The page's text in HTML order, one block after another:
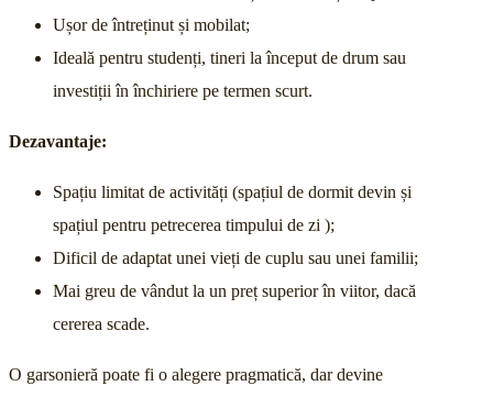
Ușor de întreținut și mobilat;
Ideală pentru studenți, tineri la început de drum sau
investiții în închiriere pe termen scurt.
Dezavantaje:
Spațiu limitat de activități (spațiul de dormit devin și
spațiul pentru petrecerea timpului de zi );
Dificil de adaptat unei vieți de cuplu sau unei familii;
Mai greu de vândut la un preț superior în viitor, dacă
cererea scade.
O garsonieră poate fi o alegere pragmatică, dar devine